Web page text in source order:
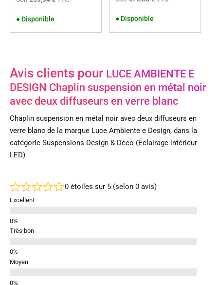
● Disponible ● Disponible
Avis clients pour LUCE AMBIENTE E
DESIGN Chaplin suspension en métal noir
avec deux diffuseurs en verre blanc
Chaplin suspension en métal noir avec deux diffuseurs en
verre blanc de la marque Luce Ambiente e Design, dans la
catégorie Suspensions Design & Déco (Éclairage intérieur
LED)
0 étoiles sur 5 (selon 0 avis)
Excellent
Très bon
Moyen